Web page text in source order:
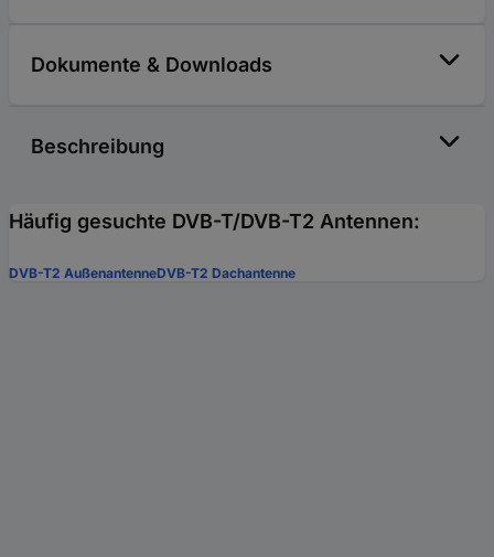
Dokumente & Downloads
Beschreibung
Häufig gesuchte DVB-T/DVB-T2 Antennen:
DVB-T2 AußenantenneDVB-T2 Dachantenne